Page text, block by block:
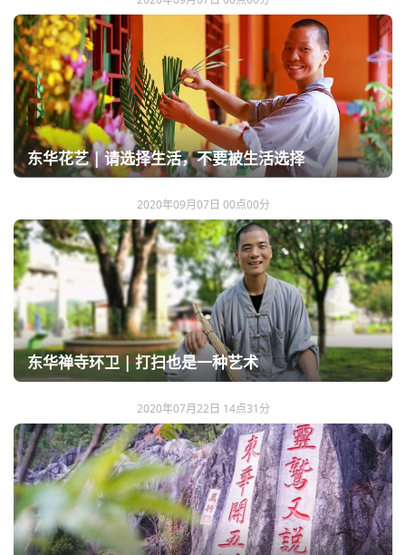
东华花艺 | 请选择生活，不要被生活选择
2020年09月07日 00点00分
东华禅寺环卫 | 打扫也是一种艺术
2020年07月22日 14点31分